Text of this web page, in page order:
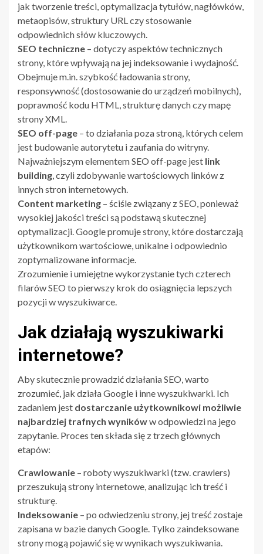
jak tworzenie treści, optymalizacja tytułów, nagłówków,
metaopisów, struktury URL czy stosowanie
odpowiednich słów kluczowych.
SEO techniczne – dotyczy aspektów technicznych
strony, które wpływają na jej indeksowanie i wydajność.
Obejmuje m.in. szybkość ładowania strony,
responsywność (dostosowanie do urządzeń mobilnych),
poprawność kodu HTML, strukturę danych czy mapę
strony XML.
SEO off-page – to działania poza stroną, których celem
jest budowanie autorytetu i zaufania do witryny.
Najważniejszym elementem SEO off-page jest link
building, czyli zdobywanie wartościowych linków z
innych stron internetowych.
Content marketing – ściśle związany z SEO, ponieważ
wysokiej jakości treści są podstawą skutecznej
optymalizacji. Google promuje strony, które dostarczają
użytkownikom wartościowe, unikalne i odpowiednio
zoptymalizowane informacje.
Zrozumienie i umiejętne wykorzystanie tych czterech
filarów SEO to pierwszy krok do osiągnięcia lepszych
pozycji w wyszukiwarce.
Jak działają wyszukiwarki
internetowe?
Aby skutecznie prowadzić działania SEO, warto
zrozumieć, jak działa Google i inne wyszukiwarki. Ich
zadaniem jest dostarczanie użytkownikowi możliwie
najbardziej trafnych wynikóww odpowiedzi na jego
zapytanie. Proces ten składa się z trzech głównych
etapów:
Crawlowanie – roboty wyszukiwarki (tzw. crawlers)
przeszukują strony internetowe, analizując ich treść i
strukturę.
Indeksowanie – po odwiedzeniu strony, jej treść zostaje
zapisana w bazie danych Google. Tylko zaindeksowane
strony mogą pojawić się w wynikach wyszukiwania.